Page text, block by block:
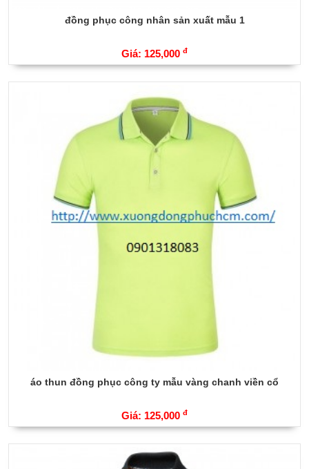
đồng phục công nhân sản xuất mẫu 1
Giá: 125,000 đ
áo thun đồng phục công ty mẫu vàng chanh viền cổ
Giá: 125,000 đ